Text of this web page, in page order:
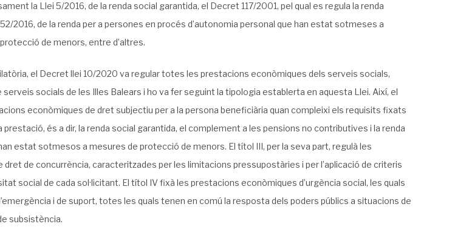
la Llei 5/2016, de la renda social garantida, el Decret 117/2001, pel qual es regula la renda
2016, de la renda per a persones en procés d’autonomia personal que han estat sotmeses a
de menors, entre d’altres.
el Decret llei 10/2020 va regular totes les prestacions econòmiques dels serveis socials,
socials de les Illes Balears i ho va fer seguint la tipologia establerta en aquesta Llei. Així, el
econòmiques de dret subjectiu per a la persona beneficiària quan compleixi els requisits fixats
prestació, és a dir, la renda social garantida, el complement a les pensions no contributives i la renda
estat sotmesos a mesures de protecció de menors. El títol III, per la seva part, regulà les
de concurrència, caracteritzades per les limitacions pressupostàries i per l’aplicació de criteris
social de cada sol·licitant. El títol IV fixà les prestacions econòmiques d’urgència social, les quals
i de suport, totes les quals tenen en comú la resposta dels poders públics a situacions de
subsistència.